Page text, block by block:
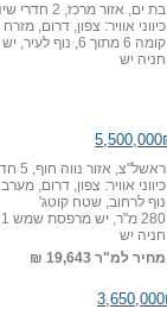
בת ים, אזור מרכז, 2 חדרי שינה + סלון
כיווני אוויר: צפון, דרום, מזרח
קומה 6 מתוך 6, נוף לעיר, יש מרפסת שמש 1
חניה יש
ראשל"צ, אזור נווה חוף, 5 חדרי שינה + סלון
כיווני אוויר: צפון, דרום, מערב
נוף לרחוב, שטח קוטג'
280 מ"ר, יש מרפסת שמש 1
חניה יש
מחיר למ"ר 19,643 ₪